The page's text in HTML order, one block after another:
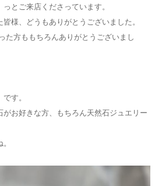
とご来店くださっています。
様、どうもありがとうございました。
た方ももちろんありがとうございまし
す。
お好きな方、もちろん天然石ジュエリー